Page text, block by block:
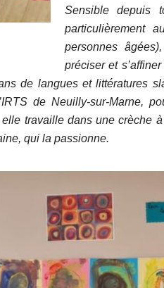
Sensible depuis
particulièrement
personnes
préciser et
de langues et littératures
de Neuilly-sur-Marne,
travaille dans une crèche
qui la passionne.